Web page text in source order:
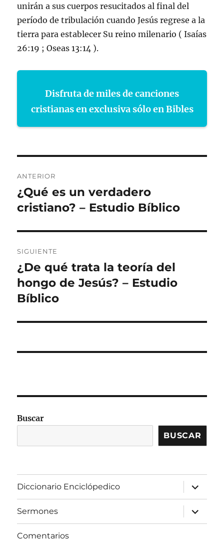
unirán a sus cuerpos resucitados al final del
período de tribulación cuando Jesús regrese a la
tierra para establecer Su reino milenario ( Isaías
26:19 ; Oseas 13:14 ).
Disfruta de miles de canciones
cristianas en exclusiva sólo en Bibles
de
entradas
ANTERIOR
Entrada
anterior:
¿Qué es un verdadero
cristiano? – Estudio Bíblico
SIGUIENTE
Entrada
siguiente:
¿De qué trata la teoría del
hongo de Jesús? – Estudio
Bíblico
Buscar
BUSCAR
Diccionario Enciclópedico
expandir
el
menú
inferior
Sermones
expandir
el
menú
Comentarios